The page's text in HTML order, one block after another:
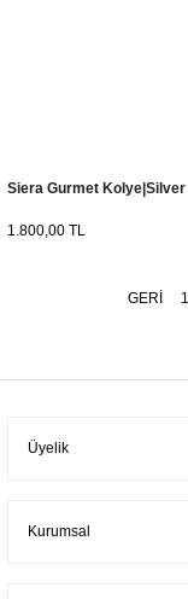
Siera Gurmet Kolye|Silver
1.800,00 TL
1
Üyelik
Kurumsal